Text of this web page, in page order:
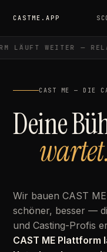
CASTME.APP
LÄUFT WEITER —
CAST ME — DIE
Deine
wartet.
Wir bauen CAST
schöner, besser —
und Casting-Profis
CAST ME